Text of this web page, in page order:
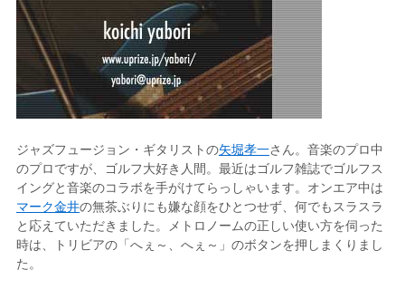
ジャズフュージョン・ギタリストの矢堀孝一さん。音楽のプロ中
のプロですが、ゴルフ大好き人間。最近はゴルフ雑誌でゴルフス
イングと音楽のコラボを手がけてらっしゃいます。オンエア中は
マーク金井の無茶ぶりにも嫌な顔をひとつせず、何でもスラスラ
と応えていただきました。メトロノームの正しい使い方を伺った
時は、トリビアの「へぇ～、へぇ～」のボタンを押しまくりまし
た。